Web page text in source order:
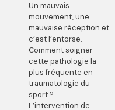
Un mauvais
mouvement, une
mauvaise réception et
c’est l’entorse.
Comment soigner
cette pathologie la
plus fréquente en
traumatologie du
sport ?
L’intervention de